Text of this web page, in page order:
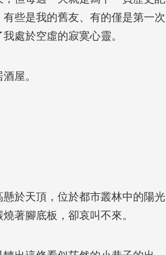
些是我的舊友、有的僅是第一次
處於空虛的寂寞心靈。
屋。
於天頂，位於都市叢林中的陽光
著腳底板，卻哀叫不來。